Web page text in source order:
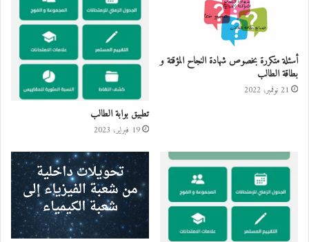
أسئلة متكررة بخصوص شهادة النجاح المؤقتة و
بطاقة الطالب
21 نوفمبر، 2022
تطبيق بوابة الطالب
19 فبراير، 2023